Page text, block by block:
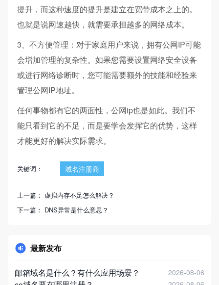
提升，而这种速度的提升是建立在宽带成本之上的。
也就是说网速越快，就需要承担越多的网络成本。
3、不方便管理：对于家庭用户来说，拥有公网IP可能
会增加管理的复杂性。如果您需要设置网络安全设备
或进行网络诊断时，您可能需要额外的技能和经验来
管理公网IP地址。
任何事物都有它的两面性，公网ip也是如此。我们不
能只看到它的不足，而是要学会发挥它的优势，这样
才能更好的解决实际需求。
关键词： 域名注册商
上一篇： 虚拟内存不足怎么解决？
下一篇： DNS异常是什么意思？
最新发布
邮箱域名是什么？有什么应用场景？ 2026-08-06